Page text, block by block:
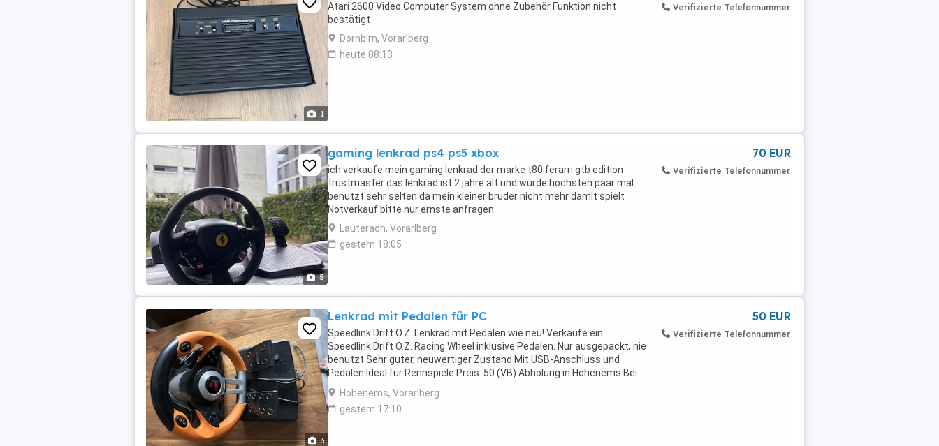
1
Atari 2600 Video Computer System ohne Zubehör Funktion nicht
bestätigt
Dornbirn, Vorarlberg
heute 08:13
Verifizierte Telefonnummer
5
gaming lenkrad ps4 ps5 xbox
ich verkaufe mein gaming lenkrad der marke t80 ferarri gtb edition
trustmaster das lenkrad ist 2 jahre alt und würde höchsten paar mal
benutzt sehr selten da mein kleiner bruder nicht mehr damit spielt
Notverkauf bitte nur ernste anfragen
Lauterach, Vorarlberg
gestern 18:05
70 EUR
Verifizierte Telefonnummer
3
Lenkrad mit Pedalen für PC
Speedlink Drift O.Z. Lenkrad mit Pedalen wie neu! Verkaufe ein
Speedlink Drift O.Z. Racing Wheel inklusive Pedalen. Nur ausgepackt, nie
benutzt Sehr guter, neuwertiger Zustand Mit USB-Anschluss und
Pedalen Ideal für Rennspiele Preis: 50 (VB) Abholung in Hohenems Bei
Interesse einfach ...
Hohenems, Vorarlberg
gestern 17:10
50 EUR
Verifizierte Telefonnummer